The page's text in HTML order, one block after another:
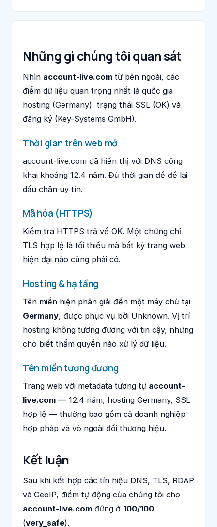
Những gì chúng tôi quan sát
Nhìn account-live.com từ bên ngoài, các
điểm dữ liệu quan trọng nhất là quốc gia
hosting (Germany), trạng thái SSL (OK) và
đăng ký (Key-Systems GmbH).
Thời gian trên web mở
account-live.com đã hiển thị với DNS công
khai khoảng 12.4 năm. Đủ thời gian để để lại
dấu chân uy tín.
Mã hóa (HTTPS)
Kiểm tra HTTPS trả về OK. Một chứng chỉ
TLS hợp lệ là tối thiểu mà bất kỳ trang web
hiện đại nào cũng phải có.
Hosting & hạ tầng
Tên miền hiện phân giải đến một máy chủ tại
Germany, được phục vụ bởi Unknown. Vị trí
hosting không tương đương với tin cậy, nhưng
cho biết thẩm quyền nào xử lý dữ liệu.
Tên miền tương đương
Trang web với metadata tương tự account-
live.com — 12.4 năm, hosting Germany, SSL
hợp lệ — thường bao gồm cả doanh nghiệp
hợp pháp và vỏ ngoài đổi thương hiệu.
Kết luận
Sau khi kết hợp các tín hiệu DNS, TLS, RDAP
và GeoIP, điểm tự động của chúng tôi cho
account-live.com đứng ở 100/100
(very_safe).